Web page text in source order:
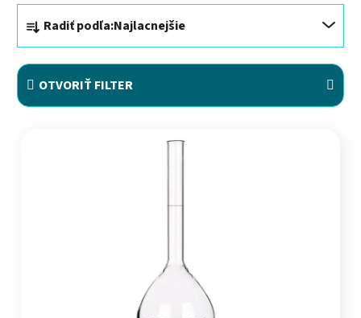
Radenie produktov
Radiť podľa:Najlacnejšie
OTVORIŤ FILTER